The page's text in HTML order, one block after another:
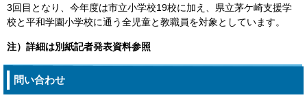
3回目となり、今年度は市立小学校19校に加え、県立茅ケ崎支援学
校と平和学園小学校に通う全児童と教職員を対象としています。
注）詳細は別紙記者発表資料参照
問い合わせ